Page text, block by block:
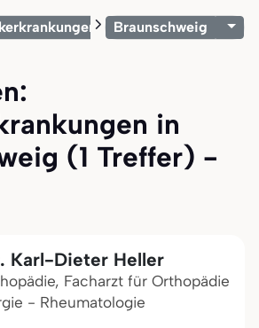
Braunschweig
in
(1 Treffer) -
Karl-Dieter Heller
Facharzt für Orthopädie
- Rheumatologie